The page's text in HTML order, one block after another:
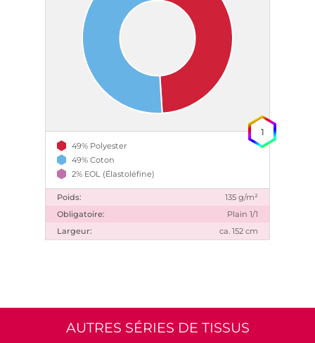
49% Polyester
49% Coton
2% EOL (Élastoléfine)
Poids:
135 g/m²
Obligatoire:
Plain 1/1
Largeur:
ca. 152 cm
1
AUTRES SÉRIES DE TISSUS